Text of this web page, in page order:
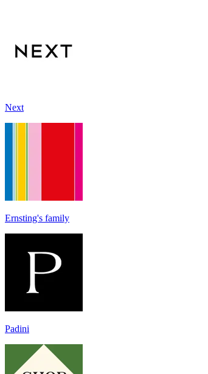
Next
Ernsting's family
Padini